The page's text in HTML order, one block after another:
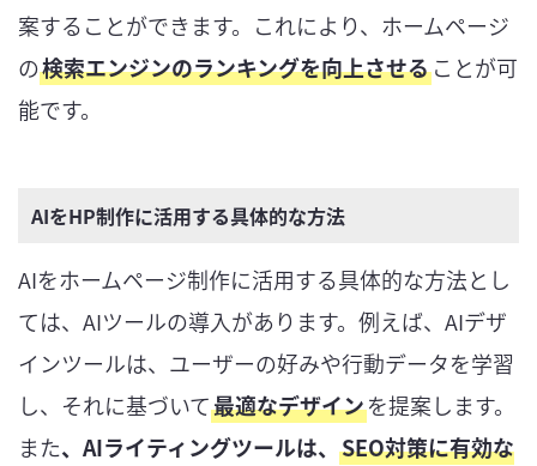
案することができます。これにより、ホームページ
の検索エンジンのランキングを向上させることが可
能です。
AIをHP制作に活用する具体的な方法
AIをホームページ制作に活用する具体的な方法とし
ては、AIツールの導入があります。例えば、AIデザ
インツールは、ユーザーの好みや行動データを学習
し、それに基づいて最適なデザインを提案します。
また、AIライティングツールは、 SEO対策に有効な